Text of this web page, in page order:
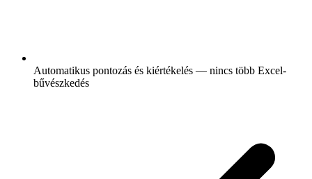
Automatikus pontozás és kiértékelés — nincs több Excel-
bűvészkedés